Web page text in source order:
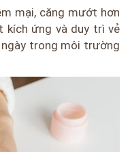
mại, căng mướt hơn
kích ứng và duy trì vẻ
trong môi trường